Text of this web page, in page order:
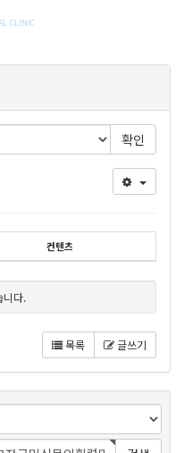
CLINIC
컨텐츠
니다.
목록 글쓰기